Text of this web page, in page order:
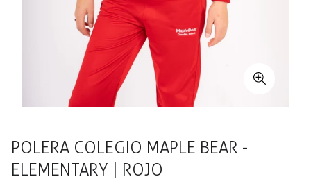
POLERA COLEGIO MAPLE BEAR -
ELEMENTARY | ROJO